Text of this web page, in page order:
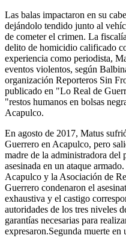
Las balas impactaron en su
dejándolo tendido junto al
de cometer el crimen. La
delito de homicidio calificado
experiencia como periodista,
eventos violentos, según
organización Reporteros Sin
publicado en "Lo Real de
"restos humanos en bolsas
Acapulco.
En agosto de 2017, Matus
Guerrero en Acapulco, pero
madre de la administradora del
asesinada en un ataque
Acapulco y la Asociación de
Guerrero condenaron el
exhaustiva y el castigo
autoridades de los tres niveles
garantías necesarias para
expresaron.Segunda muerte en